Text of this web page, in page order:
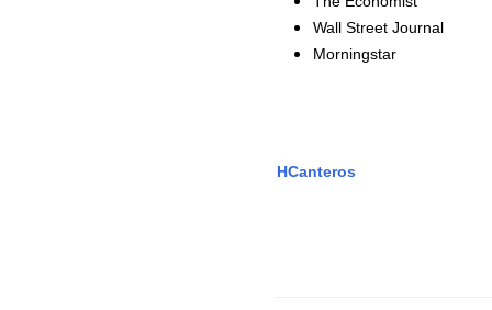
Wall Street Journal
Morningstar
HCanteros